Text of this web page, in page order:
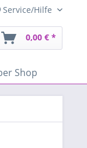
Service/Hilfe
0,00 € *
Shop